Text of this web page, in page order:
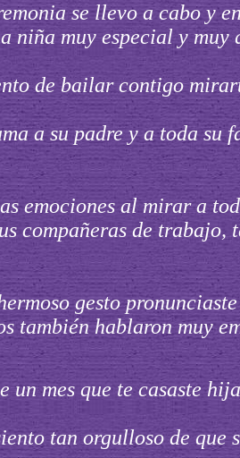
se llevo a cabo y
niña muy especial y
de bailar contigo
a su padre y a toda
emociones al mirar a
compañeras de trabajo,
gesto
también hablaron muy
un mes que te casaste
tan orgulloso de que